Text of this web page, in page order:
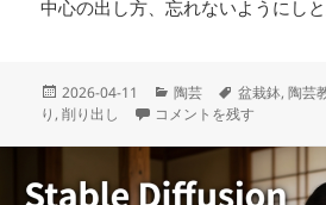
中心の出し方、忘れないようにしと
投
稿
2026-04-11
カ
テ
リ
ー
陶芸
タ
グ
盆栽鉢,陶芸
り ,削り出し 少し大きめの鉢を作ってみ
コメントを残す